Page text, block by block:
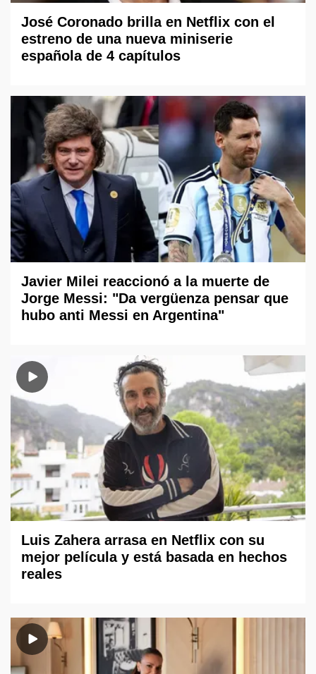
José Coronado brilla en Netflix con el
estreno de una nueva miniserie
española de 4 capítulos
Javier Milei reaccionó a la muerte de
Jorge Messi: "Da vergüenza pensar que
hubo anti Messi en Argentina"
Luis Zahera arrasa en Netflix con su
mejor película y está basada en hechos
reales